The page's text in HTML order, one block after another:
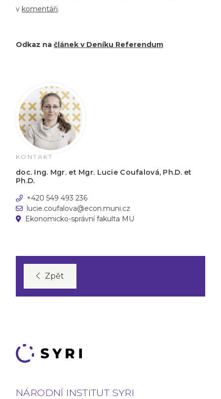
v komentáři.
Odkaz na článek v Deníku Referendum
KONTAKT
doc. Ing. Mgr. et Mgr. Lucie Coufalová, Ph.D. et
Ph.D.
+420 549 493 236
lucie.coufalova@econ.muni.cz
Ekonomicko-správní fakulta MU
Zpět
NÁRODNÍ INSTITUT SYRI